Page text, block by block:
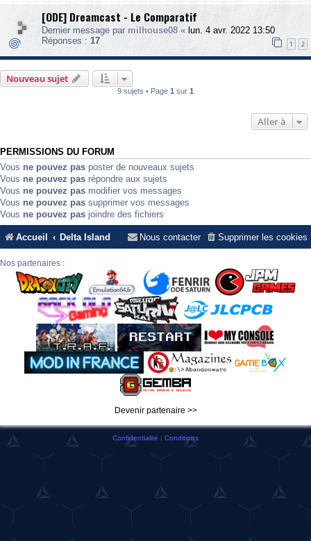
[ODE] Dreamcast - Le Comparatif
Dernier message par milhouse08 « lun. 4 avr. 2022 13:50
Réponses : 17 1 2
Nouveau sujet
9 sujets • Page 1 sur 1
Aller à
PERMISSIONS DU FORUM
Vous ne pouvez pas poster de nouveaux sujets
Vous ne pouvez pas répondre aux sujets
Vous ne pouvez pas modifier vos messages
Vous ne pouvez pas supprimer vos messages
Vous ne pouvez pas joindre des fichiers
Accueil Delta Island Supprimer les cookies
Nous contacter
Nos partenaires :
Devenir partenaire >>
Confidentialité | Conditions